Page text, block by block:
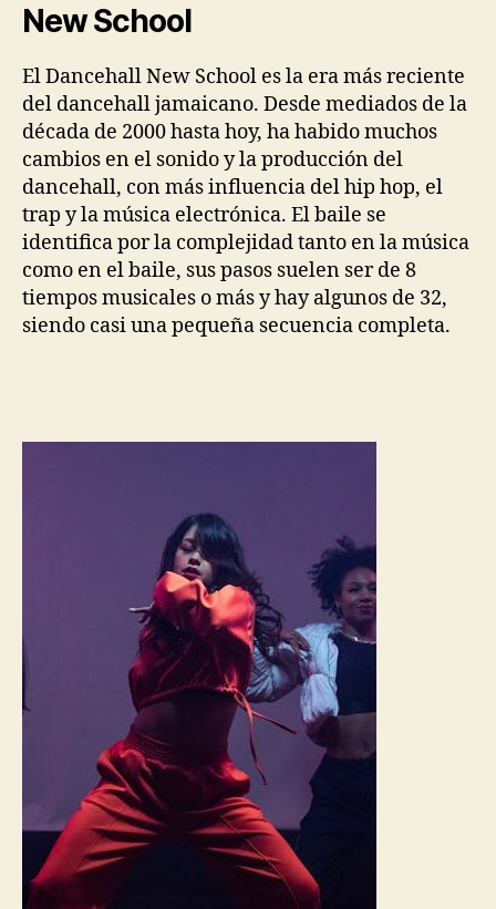
New School
El Dancehall New School es la era más reciente
del dancehall jamaicano. Desde mediados de la
década de 2000 hasta hoy, ha habido muchos
cambios en el sonido y la producción del
dancehall, con más influencia del hip hop, el
trap y la música electrónica. El baile se
identifica por la complejidad tanto en la música
como en el baile, sus pasos suelen ser de 8
tiempos musicales o más y hay algunos de 32,
siendo casi una pequeña secuencia completa.